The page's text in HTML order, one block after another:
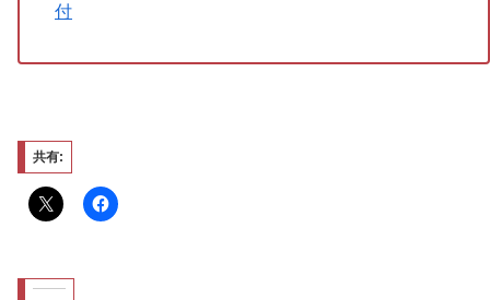
付
共有: